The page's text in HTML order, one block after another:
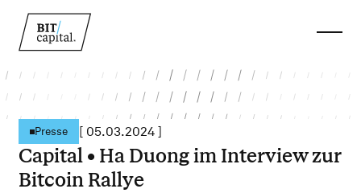
Presse [ 05.03.2024 ]
Capital • Ha Duong im Interview zur
Bitcoin Rallye